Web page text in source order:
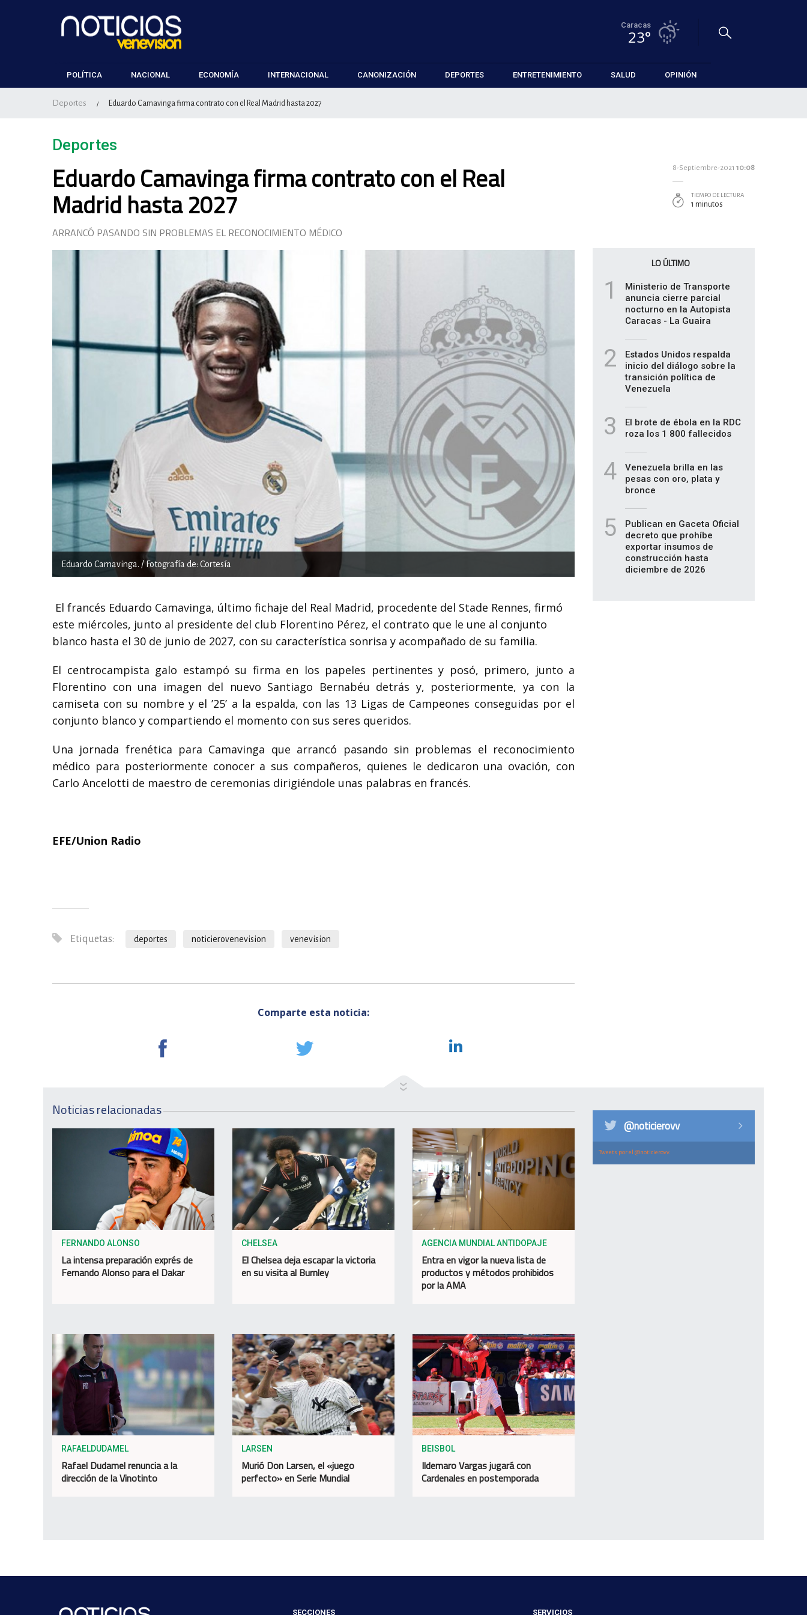
Caracas
23°
POLÍTICA NACIONAL ECONOMÍA INTERNACIONAL CANONIZACIÓN DEPORTES ENTRETENIMIENTO SALUD OPINIÓN
Deportes / Eduardo Camavinga firma contrato con el Real Madrid hasta 2027
Deportes
Eduardo Camavinga firma contrato con el Real
Madrid hasta 2027
ARRANCÓ PASANDO SIN PROBLEMAS EL RECONOCIMIENTO MÉDICO
Eduardo Camavinga. / Fotografía de: Cortesía
El francés Eduardo Camavinga, último fichaje del Real Madrid, procedente del Stade Rennes, firmó
este miércoles, junto al presidente del club Florentino Pérez, el contrato que le une al conjunto
blanco hasta el 30 de junio de 2027, con su característica sonrisa y acompañado de su familia.
El centrocampista galo estampó su firma en los papeles pertinentes y posó, primero, junto a
Florentino con una imagen del nuevo Santiago Bernabéu detrás y, posteriormente, ya con la
camiseta con su nombre y el ’25’ a la espalda, con las 13 Ligas de Campeones conseguidas por el
conjunto blanco y compartiendo el momento con sus seres queridos.
Una jornada frenética para Camavinga que arrancó pasando sin problemas el reconocimiento
médico para posteriormente conocer a sus compañeros, quienes le dedicaron una ovación, con
Carlo Ancelotti de maestro de ceremonias dirigiéndole unas palabras en francés.
EFE/Union Radio
Etiquetas: deportes noticierovenevision venevision
Comparte esta noticia:
8-Septiembre-2021 10:08
TIEMPO DE LECTURA
1 minutos
LO ÚLTIMO
1
Ministerio de Transporte
anuncia cierre parcial
nocturno en la Autopista
Caracas - La Guaira
2
Estados Unidos respalda
inicio del diálogo sobre la
transición política de
Venezuela
3
El brote de ébola en la RDC
roza los 1 800 fallecidos
4
Venezuela brilla en las
pesas con oro, plata y
bronce
5
Publican en Gaceta Oficial
decreto que prohíbe
exportar insumos de
construcción hasta
diciembre de 2026
Noticias relacionadas
FERNANDO ALONSO
La intensa preparación exprés de
Fernando Alonso para el Dakar
CHELSEA
El Chelsea deja escapar la victoria
en su visita al Burnley
AGENCIA MUNDIAL ANTIDOPAJE
Entra en vigor la nueva lista de
productos y métodos prohibidos
por la AMA
RAFAELDUDAMEL
Rafael Dudamel renuncia a la
dirección de la Vinotinto
LARSEN
Murió Don Larsen, el «juego
perfecto» en Serie Mundial
BEISBOL
Ildemaro Vargas jugará con
Cardenales en postemporada
@noticierovv
Tweets por el @noticierovv.
SECCIONES SERVICIOS